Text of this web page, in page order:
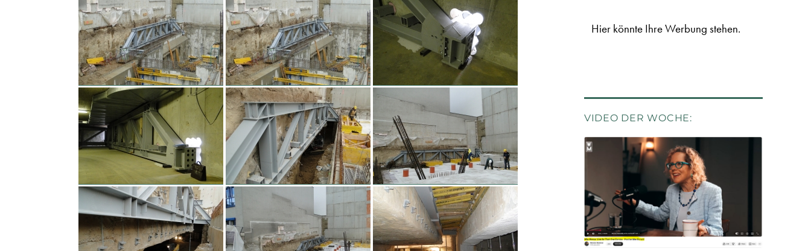
Hier könnte Ihre Werbung stehen.
VIDEO DER WOCHE: